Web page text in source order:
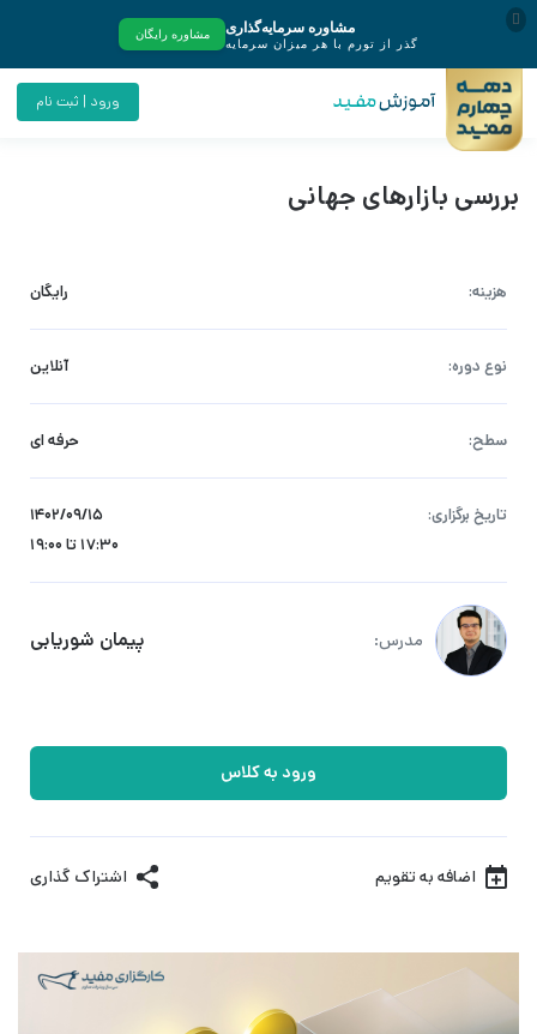
ورود | ثبت نام
بررسی بازارهای جهانی
هزینه: رایگان
نوع دوره: آنلاین
سطح: حرفه ای
تاریخ برگزاری:
۱۴۰۲/۰۹/۱۵
17:30 تا 19:00
مدرس: پیمان شوریابی
ورود به کلاس
اضافه به تقویم اشتراک گذاری